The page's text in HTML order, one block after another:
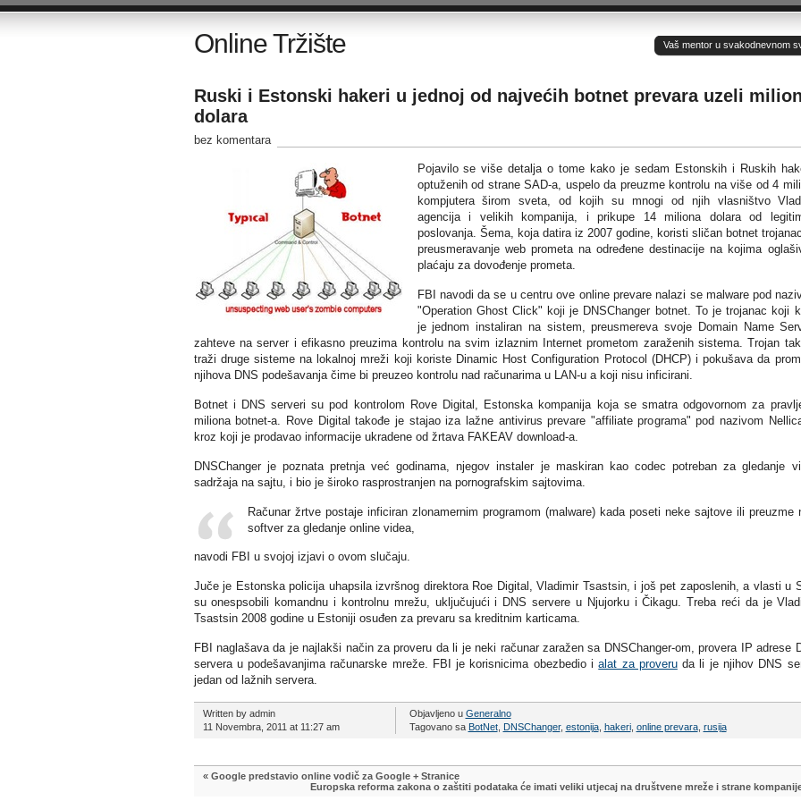
Online Tržište Vaš mentor u svakodnevnom
Ruski i Estonski hakeri u jednoj od najvećih botnet prevara uzeli
dolara
bez komentara
Pojavilo se više detalja o tome kako je sedam Estonskih i Ruskih
optuženih od strane SAD-a, uspelo da preuzme kontrolu na više od 4
kompjutera širom sveta, od kojih su mnogi od njih vlasništvo
agencija i velikih kompanija, i prikupe 14 miliona dolara od
poslovanja. Šema, koja datira iz 2007 godine, koristi sličan botnet
preusmeravanje web prometa na određene destinacije na kojima
plaćaju za dovođenje prometa.
FBI navodi da se u centru ove online prevare nalazi se malware pod
"Operation Ghost Click" koji je DNSChanger botnet. To je trojanac koji
je jednom instaliran na sistem, preusmereva svoje Domain Name
zahteve na server i efikasno preuzima kontrolu na svim izlaznim Internet prometom zaraženih sistema. Trojan
traži druge sisteme na lokalnoj mreži koji koriste Dinamic Host Configuration Protocol (DHCP) i pokušava da
njihova DNS podešavanja čime bi preuzeo kontrolu nad računarima u LAN-u a koji nisu inficirani.
Botnet i DNS serveri su pod kontrolom Rove Digital, Estonska kompanija koja se smatra odgovornom za
miliona botnet-a. Rove Digital takođe je stajao iza lažne antivirus prevare "affiliate programa" pod nazivom
kroz koji je prodavao informacije ukradene od žrtava FAKEAV download-a.
DNSChanger je poznata pretnja već godinama, njegov instaler je maskiran kao codec potreban za gledanje
sadržaja na sajtu, i bio je široko rasprostranjen na pornografskim sajtovima.
Računar žrtve postaje inficiran zlonamernim programom (malware) kada poseti neke sajtove ili preuzme
softver za gledanje online videa,
navodi FBI u svojoj izjavi o ovom slučaju.
Juče je Estonska policija uhapsila izvršnog direktora Roe Digital, Vladimir Tsastsin, i još pet zaposlenih, a vlasti u
su onespsobili komandnu i kontrolnu mrežu, uključujući i DNS servere u Njujorku i Čikagu. Treba reći da je
Tsastsin 2008 godine u Estoniji osuđen za prevaru sa kreditnim karticama.
FBI naglašava da je najlakši način za proveru da li je neki računar zaražen sa DNSChanger-om, provera IP adrese
servera u podešavanjima računarske mreže. FBI je korisnicima obezbedio ialat za proveruda li je njihov DNS
jedan od lažnih servera.
Written by admin
11 Novembra, 2011 at 11:27 am
Objavljeno u Generalno
Tagovano sa BotNet, DNSChanger, estonija, hakeri, online prevara, rusija
« Google predstavio online vodič za Google + Stranice
Europska reforma zakona o zaštiti podataka će imati veliki utjecaj na društvene mreže i strane